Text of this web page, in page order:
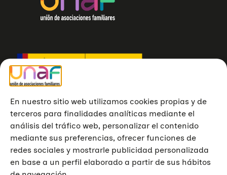
En nuestro sitio web utilizamos cookies propias y de
terceros para finalidades analíticas mediante el
análisis del tráfico web, personalizar el contenido
mediante sus preferencias, ofrecer funciones de
redes sociales y mostrarle publicidad personalizada
en base a un perfil elaborado a partir de sus hábitos